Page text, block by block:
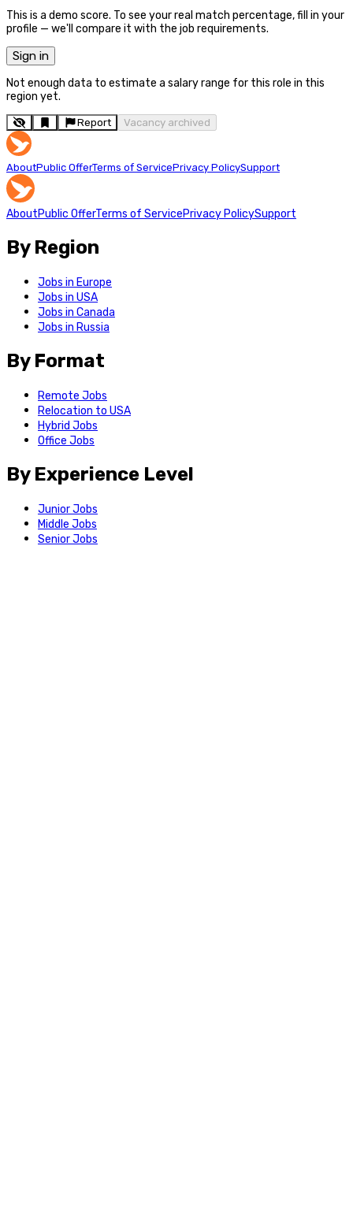
This is a demo score. To see your real match percentage, fill in your
profile — we'll compare it with the job requirements.
Sign in
Not enough data to estimate a salary range for this role in this
region yet.
Report Vacancy archived
AboutPublic OfferTerms of ServicePrivacy PolicySupport
AboutPublic OfferTerms of ServicePrivacy PolicySupport
By Region
Jobs in Europe
Jobs in USA
Jobs in Canada
Jobs in Russia
By Format
Remote Jobs
Relocation to USA
Hybrid Jobs
Office Jobs
By Experience Level
Junior Jobs
Middle Jobs
Senior Jobs